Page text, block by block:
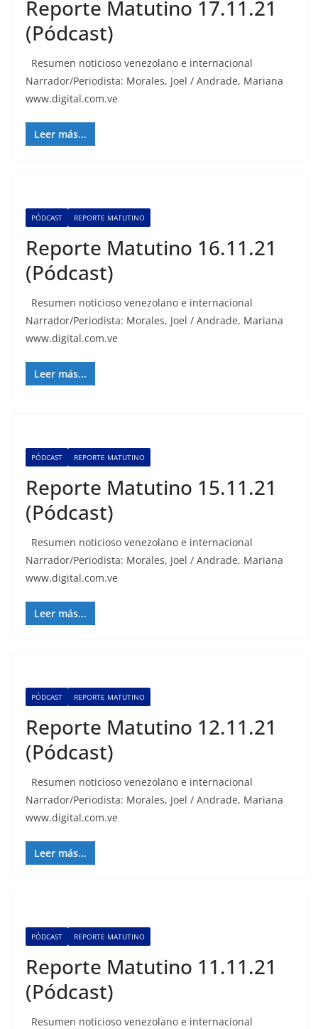
Reporte Matutino 17.11.21
(Pódcast)
Resumen noticioso venezolano e internacional
Narrador/Periodista: Morales, Joel / Andrade, Mariana
www.digital.com.ve
Leer más...
PÓDCAST REPORTE MATUTINO
Reporte Matutino 16.11.21
(Pódcast)
Resumen noticioso venezolano e internacional
Narrador/Periodista: Morales, Joel / Andrade, Mariana
www.digital.com.ve
Leer más...
PÓDCAST REPORTE MATUTINO
Reporte Matutino 15.11.21
(Pódcast)
Resumen noticioso venezolano e internacional
Narrador/Periodista: Morales, Joel / Andrade, Mariana
www.digital.com.ve
Leer más...
PÓDCAST REPORTE MATUTINO
Reporte Matutino 12.11.21
(Pódcast)
Resumen noticioso venezolano e internacional
Narrador/Periodista: Morales, Joel / Andrade, Mariana
www.digital.com.ve
Leer más...
PÓDCAST REPORTE MATUTINO
Reporte Matutino 11.11.21
(Pódcast)
Resumen noticioso venezolano e internacional